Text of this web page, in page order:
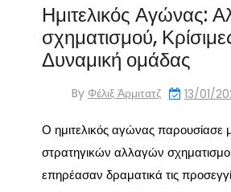
Ημιτελικός Αγώνας:
σχηματισμού,
Δυναμική ομάδας
By Φέλιξ Άρμιτατζ 13/01/
Ο ημιτελικός αγώνας παρουσίασε
στρατηγικών αλλαγών
επηρέασαν δραματικά τις